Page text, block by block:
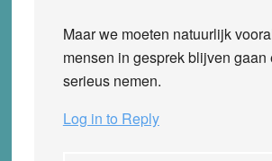
Maar we moeten natuurlijk
mensen in gesprek blijven gaan
serieus nemen.
Log in to Reply